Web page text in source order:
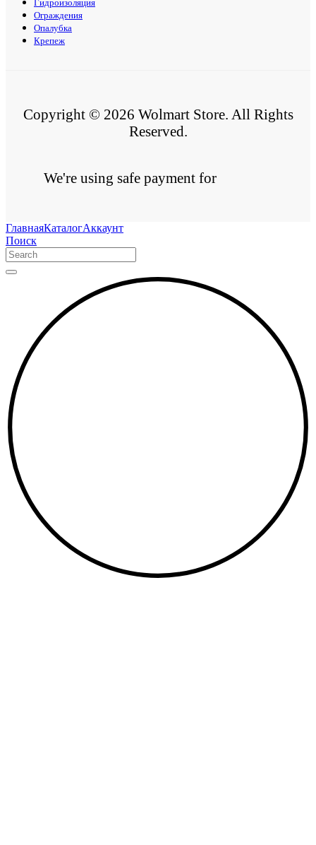
Гидроизоляция
Ограждения
Опалубка
Крепеж
Copyright © 2026 Wolmart Store. All Rights
Reserved.
We're using safe payment for
ГлавнаяКаталогАккаунт
Поиск